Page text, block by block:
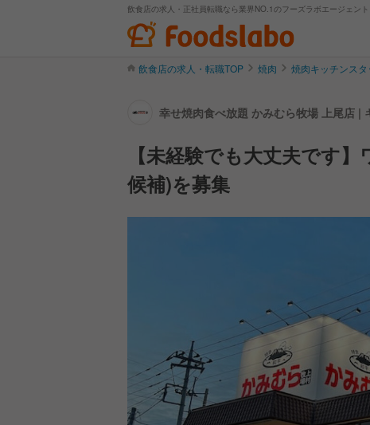
飲食店の求人・正社員転職なら業界NO.1のフーズラボエージェント
飲食店の求人・転職TOP 焼肉 焼肉キッチンスタ
幸せ焼肉食べ放題 かみむら牧場 上尾店 |
【未経験でも大丈夫です
候補)を募集